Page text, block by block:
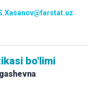
bo'limi